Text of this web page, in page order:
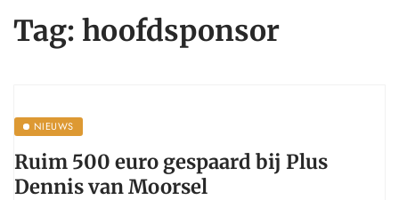
Tag: hoofdsponsor
NIEUWS
Ruim 500 euro gespaard bij Plus
Dennis van Moorsel